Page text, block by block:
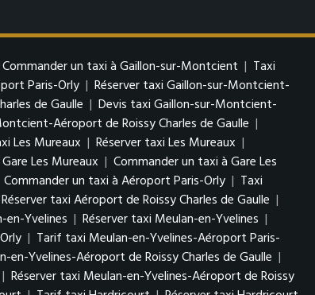
Commander un taxi à Gaillon-sur-Montcient | Taxi
Paris-Orly | Réserver taxi Gaillon-sur-Montcient-
de Gaulle | Devis taxi Gaillon-sur-Montcient-
Aéroport de Roissy Charles de Gaulle |
Les Mureaux | Réserver taxi Les Mureaux |
Les Mureaux | Commander un taxi à Gare Les
Commander un taxi à Aéroport Paris-Orly | Taxi
Réserver taxi Aéroport de Roissy Charles de Gaulle |
Yvelines | Réserver taxi Meulan-en-Yvelines |
| Tarif taxi Meulan-en-Yvelines-Aéroport Paris-
en-Yvelines-Aéroport de Roissy Charles de Gaulle |
| Réserver taxi Meulan-en-Yvelines-Aéroport de Roissy